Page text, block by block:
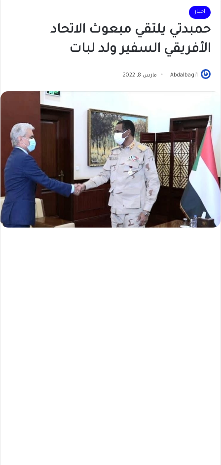
اخبار
حمبدتي يلتقي مبعوث الاتحاد
الأفريقي السفير ولد لبات
Abdalbagi1 مارس 8, 2022